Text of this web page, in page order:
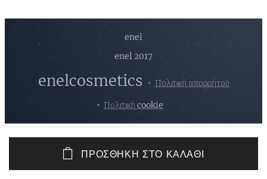
ΠΡΟΣΘΉΚΗ ΣΤΟ ΚΑΛΆΘΙ
enel
enel 2017
enelcosmetics Πολιτική απορρήτου
Πολιτική cookie